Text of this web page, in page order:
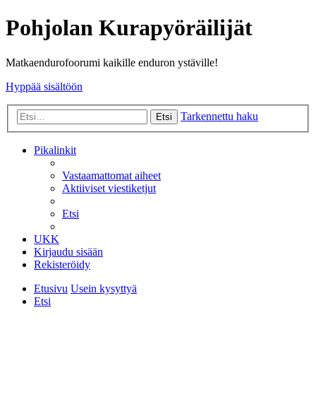
Pohjolan Kurapyöräilijät
Matkaendurofoorumi kaikille enduron ystäville!
Hyppää sisältöön
Etsi Tarkennettu haku
Pikalinkit
Vastaamattomat aiheet
Aktiiviset viestiketjut
Etsi
UKK
Kirjaudu sisään
Rekisteröidy
Etusivu Usein kysyttyä
Etsi